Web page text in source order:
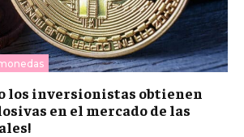
los inversionistas obtienen
en el mercado de las